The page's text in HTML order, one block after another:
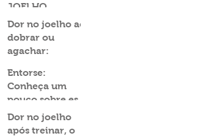
JOELHO
Dor no joelho ao
dobrar ou
agachar:
Entorse:
Conheça um
pouco sobre esse
tipo de lesão
Dor no joelho
após treinar, o